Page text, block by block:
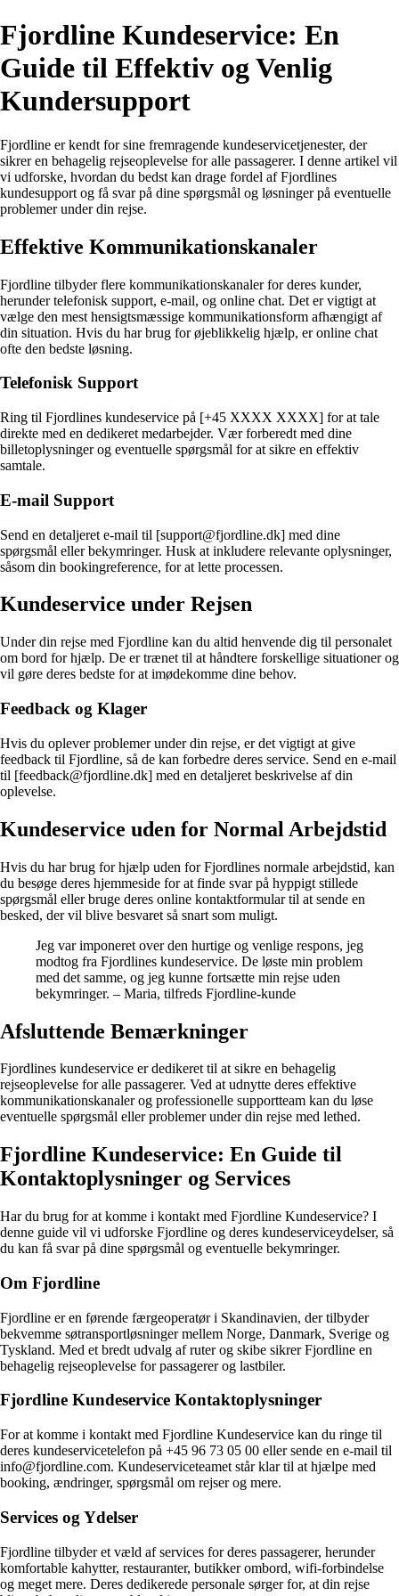
Fjordline Kundeservice: En
Guide til Effektiv og Venlig
Kundersupport
Fjordline er kendt for sine fremragende kundeservicetjenester, der
sikrer en behagelig rejseoplevelse for alle passagerer. I denne artikel vil
vi udforske, hvordan du bedst kan drage fordel af Fjordlines
kundesupport og få svar på dine spørgsmål og løsninger på eventuelle
problemer under din rejse.
Effektive Kommunikationskanaler
Fjordline tilbyder flere kommunikationskanaler for deres kunder,
herunder telefonisk support, e-mail, og online chat. Det er vigtigt at
vælge den mest hensigtsmæssige kommunikationsform afhængigt af
din situation. Hvis du har brug for øjeblikkelig hjælp, er online chat
ofte den bedste løsning.
Telefonisk Support
Ring til Fjordlines kundeservice på [+45 XXXX XXXX] for at tale
direkte med en dedikeret medarbejder. Vær forberedt med dine
billetoplysninger og eventuelle spørgsmål for at sikre en effektiv
samtale.
E-mail Support
Send en detaljeret e-mail til [support@fjordline.dk] med dine
spørgsmål eller bekymringer. Husk at inkludere relevante oplysninger,
såsom din bookingreference, for at lette processen.
Kundeservice under Rejsen
Under din rejse med Fjordline kan du altid henvende dig til personalet
om bord for hjælp. De er trænet til at håndtere forskellige situationer og
vil gøre deres bedste for at imødekomme dine behov.
Feedback og Klager
Hvis du oplever problemer under din rejse, er det vigtigt at give
feedback til Fjordline, så de kan forbedre deres service. Send en e-mail
til [feedback@fjordline.dk] med en detaljeret beskrivelse af din
oplevelse.
Kundeservice uden for Normal Arbejdstid
Hvis du har brug for hjælp uden for Fjordlines normale arbejdstid, kan
du besøge deres hjemmeside for at finde svar på hyppigt stillede
spørgsmål eller bruge deres online kontaktformular til at sende en
besked, der vil blive besvaret så snart som muligt.
Jeg var imponeret over den hurtige og venlige respons, jeg
modtog fra Fjordlines kundeservice. De løste min problem
med det samme, og jeg kunne fortsætte min rejse uden
bekymringer. – Maria, tilfreds Fjordline-kunde
Afsluttende Bemærkninger
Fjordlines kundeservice er dedikeret til at sikre en behagelig
rejseoplevelse for alle passagerer. Ved at udnytte deres effektive
kommunikationskanaler og professionelle supportteam kan du løse
eventuelle spørgsmål eller problemer under din rejse med lethed.
Fjordline Kundeservice: En Guide til
Kontaktoplysninger og Services
Har du brug for at komme i kontakt med Fjordline Kundeservice? I
denne guide vil vi udforske Fjordline og deres kundeserviceydelser, så
du kan få svar på dine spørgsmål og eventuelle bekymringer.
Om Fjordline
Fjordline er en førende færgeoperatør i Skandinavien, der tilbyder
bekvemme søtransportløsninger mellem Norge, Danmark, Sverige og
Tyskland. Med et bredt udvalg af ruter og skibe sikrer Fjordline en
behagelig rejseoplevelse for passagerer og lastbiler.
Fjordline Kundeservice Kontaktoplysninger
For at komme i kontakt med Fjordline Kundeservice kan du ringe til
deres kundeservicetelefon på +45 96 73 05 00 eller sende en e-mail til
info@fjordline.com. Kundeserviceteamet står klar til at hjælpe med
booking, ændringer, spørgsmål om rejser og mere.
Services og Ydelser
Fjordline tilbyder et væld af services for deres passagerer, herunder
komfortable kahytter, restauranter, butikker ombord, wifi-forbindelse
og meget mere. Deres dedikerede personale sørger for, at din rejse